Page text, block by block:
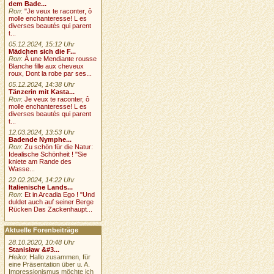
dem Bade...
Ron:"Je veux te raconter, ô
molle enchanteresse! L es
diverses beautés qui parent
t...
05.12.2024, 15:12 Uhr
Mädchen sich die F...
Ron:À une Mendiante rousse
Blanche fille aux cheveux
roux, Dont la robe par ses...
05.12.2024, 14:38 Uhr
Tänzerin mit Kasta...
Ron:Je veux te raconter, ô
molle enchanteresse! L es
diverses beautés qui parent
t...
12.03.2024, 13:53 Uhr
Badende Nymphe...
Ron:Zu schön für die Natur:
Idealische Schönheit ! "Sie
kniete am Rande des
Wasse...
22.02.2024, 14:22 Uhr
Italienische Lands...
Ron:Et in Arcadia Ego ! "Und
duldet auch auf seiner Berge
Rücken Das Zackenhaupt...
Aktuelle Forenbeiträge
28.10.2020, 10:48 Uhr
Stanisław &#3...
Heiko: Hallo zusammen, für
eine Präsentation über u. A.
Impressionismus möchte ich